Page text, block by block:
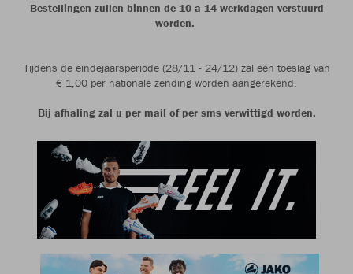
Bestellingen zullen binnen de 10 a 14 werkdagen verstuurd
worden.
Tijdens de eindejaarsperiode (28/11 - 24/12) zal een toeslag van
€ 1,00 per nationale zending worden aangerekend.
Bij afhaling zal u per mail of per sms verwittigd worden.